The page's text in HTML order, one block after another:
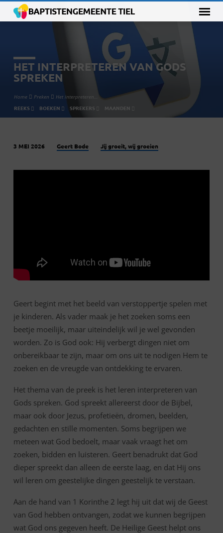
HET INTERPRETEREN VAN GODS
SPREKEN
Home Preken Het interpreteren…
REEKS BOEKEN SPREKERS MAANDEN
INTERPRETEREN
3 MEI 2026 Geert Bode Jij groeit, wij groeien
Geert begint met het beeld van verstoppertje spelen met
je kinderen. Als vader maak je het zoeken soms een
beetje moeilijk, maar uiteindelijk wil je wel gevonden
worden. Zo is God ook: Hij verbergt dingen niet om
onbereikbaar te zijn, maar om ons uit te nodigen Hem te
zoeken en de vreugde van ontdekking te ervaren.
Het thema van de preek is het leren interpreteren van
Gods spreken. God spreekt allereerst door de Bijbel,
maar ook door Jezus, profetieën, dromen, beelden,
gedachten en stille momenten. Soms begrijpen we
meteen wat God bedoelt, maar vaak vraagt het om
zoeken, bidden en luisteren. Geert benadrukt dat God
dieper spreekt dan alleen de eerste laag, en dat Hij ons
wil leren om geestelijke dingen geestelijk te verstaan.
Aan de hand van 1 Korinthe 2 legt hij uit dat wij de Geest
van God hebben ontvangen, zodat we kunnen begrijpen
wat God ons gegeven heeft. De Heilige Geest helpt ons